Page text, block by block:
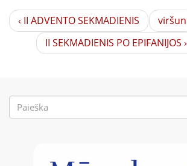
‹ II ADVENTO SEKMADIENIS
viršun
II SEKMADIENIS PO EPIFANIJOS ›
Paieškos